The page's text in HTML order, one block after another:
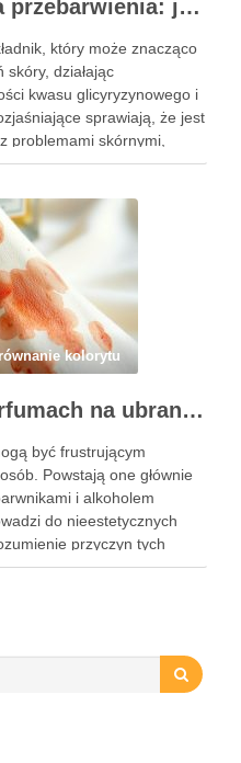
Ekstrakt z lukrecji na przebarwienia: jak działa i kiedy warto go stosować w pielęgnacji skóry
który może znacząco
skóry, działając
kwasu glicyryzynowego i
sprawiają, że jest
problemami skórnymi,
potrądzikowe. Warto
kolorytu
Przebarwienia po perfumach na ubraniach i skórze: przyczyny, usuwanie i zapobieganie błędom
być frustrującym
Powstają one głównie
i alkoholem
do nieestetycznych
przyczyn tych
im zapobiegać i